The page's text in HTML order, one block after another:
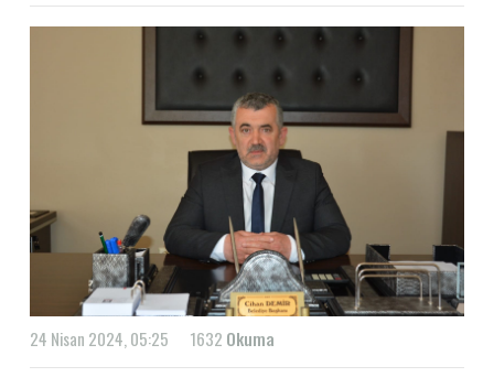
24 Nisan 2024, 05:25 1632 Okuma